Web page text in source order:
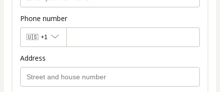
Phone number
🇺🇸 +1
Address